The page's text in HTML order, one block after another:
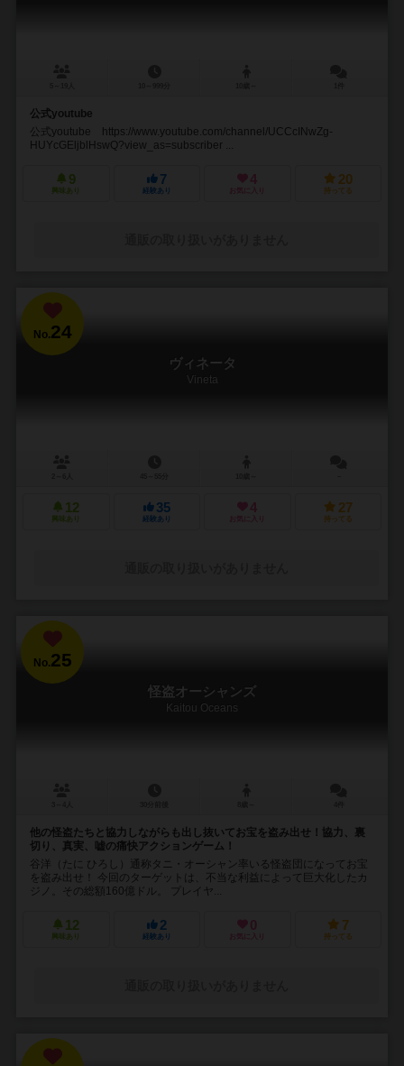
公式youtube
公式youtube https://www.youtube.com/channel/UCCcINwZg-
HUYcGEljblHswQ?view_as=subscriber ...
9
興味あり
7
経験あり
4
お気に入り
20
持ってる
No.24
ヴィネータ
Vineta
12
興味あり
35
経験あり
4
お気に入り
27
持ってる
No.25
怪盗オーシャンズ
Kaitou Oceans
他の怪盗たちと協力しながらも出し抜いてお宝を盗み出せ！協力、裏
切り、真実、嘘の痛快アクションゲーム！
谷洋（たに ひろし）通称タニ・オーシャン率いる怪盗団になってお宝
を盗み出せ！ 今回のターゲットは、不当な利益によって巨大化したカ
ジノ。その総額160億ドル。 プレイヤ...
12
興味あり
2
経験あり
0
お気に入り
7
持ってる